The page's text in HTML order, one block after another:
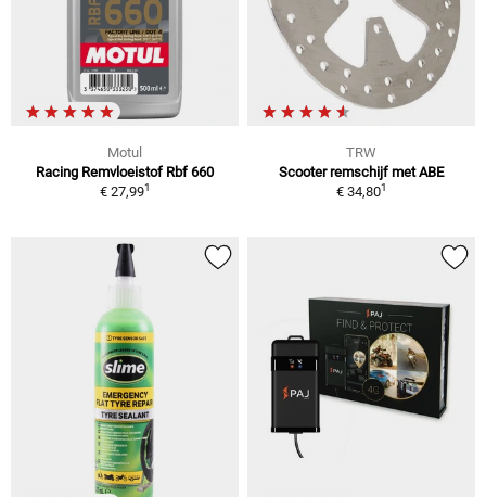
Motul
Racing Remvloeistof Rbf 660
€ 27,991
TRW
Scooter remschijf met ABE
€ 34,801